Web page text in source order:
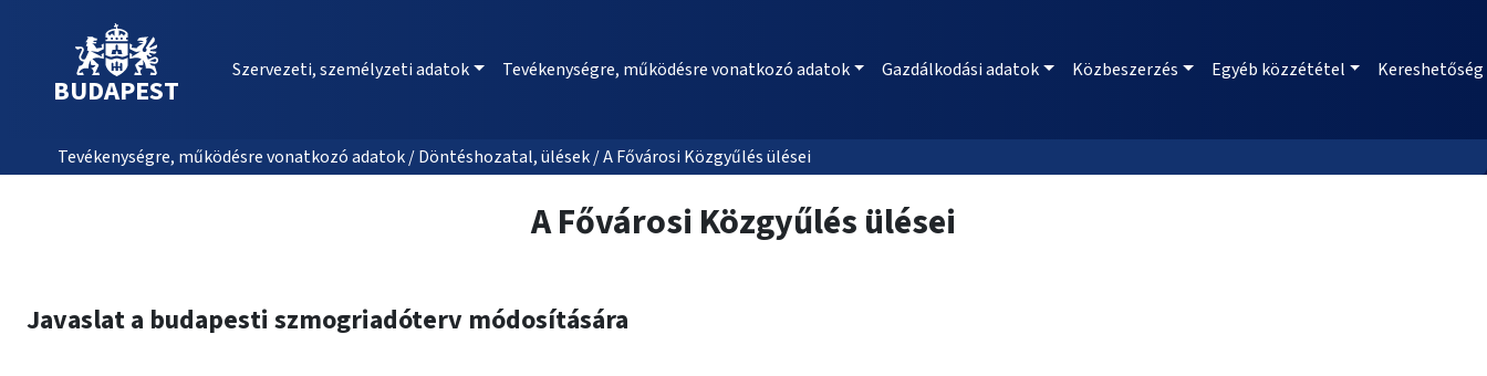
BUDAPEST
Szervezeti, személyzeti adatok Tevékenységre, működésre vonatkozó adatok Gazdálkodási adatok Közbeszerzés Egyéb közzététel Kereshetőség
Tevékenységre, működésre vonatkozó adatok / Döntéshozatal, ülések / A Fővárosi Közgyűlés ülései
A Fővárosi Közgyűlés ülései
Javaslat a budapesti szmogriadóterv módosítására